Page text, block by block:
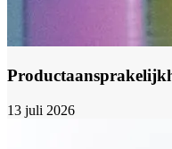
13 juli 2026